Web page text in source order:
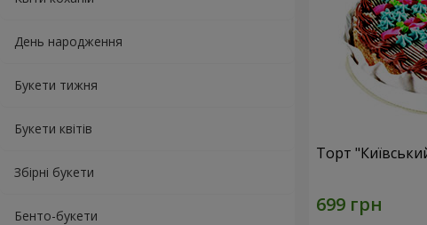
День народження
Букети тижня
Букети квітів
Збірні букети
Бенто-букети
Торт